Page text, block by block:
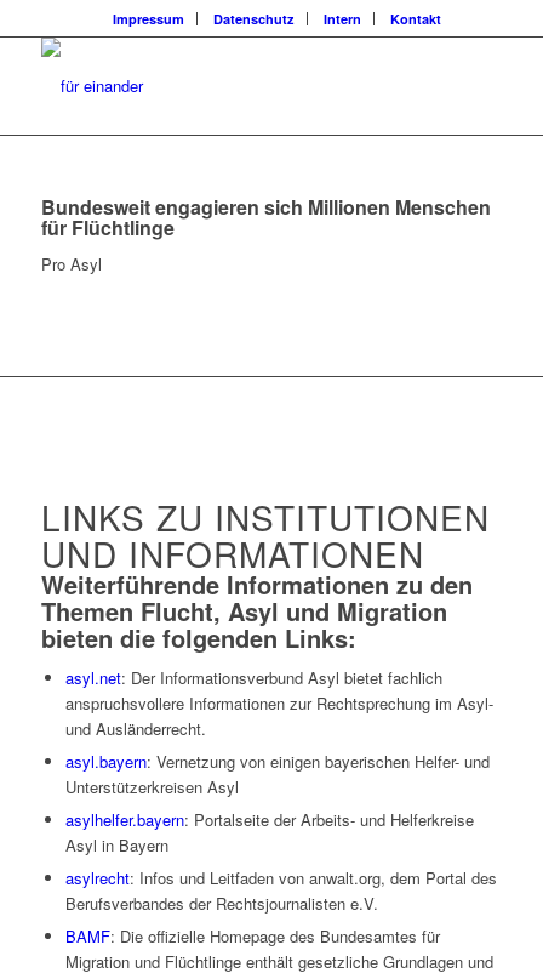
Impressum Datenschutz Intern Kontakt
Bundesweit engagieren sich Millionen Menschen
für Flüchtlinge
Pro Asyl
LINKS ZU INSTITUTIONEN
UND INFORMATIONEN
Weiterführende Informationen zu den
Themen Flucht, Asyl und Migration
bieten die folgenden Links:
asyl.net: Der Informationsverbund Asyl bietet fachlich
anspruchsvollere Informationen zur Rechtsprechung im Asyl-
und Ausländerrecht.
asyl.bayern: Vernetzung von einigen bayerischen Helfer- und
Unterstützerkreisen Asyl
asylhelfer.bayern: Portalseite der Arbeits- und Helferkreise
Asyl in Bayern
asylrecht: Infos und Leitfaden von anwalt.org, dem Portal des
Berufsverbandes der Rechtsjournalisten e.V.
BAMF: Die offizielle Homepage des Bundesamtes für
Migration und Flüchtlinge enthält gesetzliche Grundlagen und